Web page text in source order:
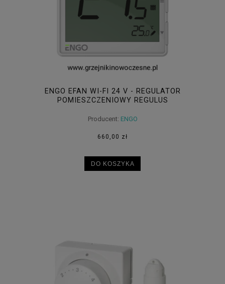
ENGO EFAN WI-FI 24 V - REGULATOR
POMIESZCZENIOWY REGULUS
Producent: ENGO
660,00 zł
DO KOSZYKA